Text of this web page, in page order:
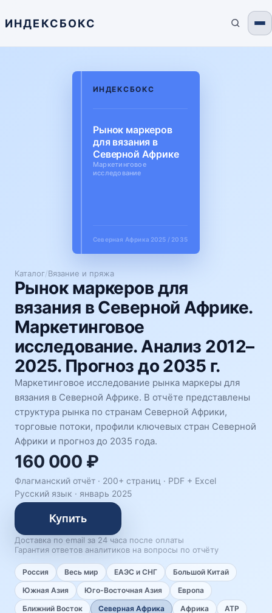
ИНДЕКСБОКС
Каталог/Вязание и пряжа
Рынок маркеров для
вязания в Северной Африке.
Маркетинговое
исследование. Анализ 2012–
2025. Прогноз до 2035 г.
Маркетинговое исследование рынка маркеры для
вязания в Северной Африке. В отчёте представлены
структура рынка по странам Северной Африки,
торговые потоки, профили ключевых стран Северной
Африки и прогноз до 2035 года.
160 000 ₽
Флагманский отчёт · 200+ страниц · PDF + Excel
Русский язык · январь 2025
Купить
Доставка по email за 24 часа после оплаты
Гарантия ответов аналитиков на вопросы по отчёту
Россия Весь мир ЕАЭС и СНГ
Большой Китай
Южная Азия
Юго-Восточная Азия
Европа
Ближний Восток
Северная Африка Африка
АТР
ИНДЕКСБОКС
Рынок маркеров
для вязания в
Северной Африке
Маркетинговое
исследование
Северная Африка 2025 / 2035